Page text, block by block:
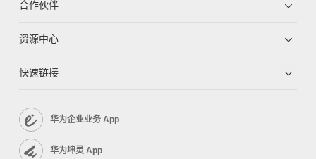
合作伙伴
资源中心
快速链接
华为企业业务 App
华为坤灵 App